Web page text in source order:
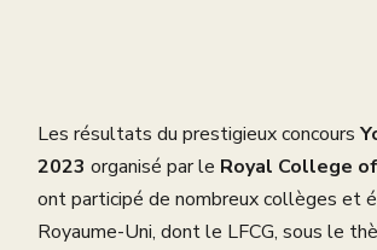
Les résultats du prestigieux concours
2023organisé par le Royal College
ont participé de nombreux collèges et
Royaume-Uni, dont le LFCG, sous le